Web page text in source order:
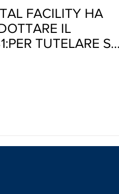
FACILITY HA
IL
TUTELARE SÉ